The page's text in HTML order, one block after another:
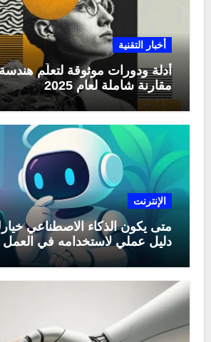
أخبار التقنية
أدلة ودورات موثوقة لتعلّم
مقارنة شاملة لعام 2025
الإنترنت
متى يكون الذكاء الاصطناعي
دليل عملي لاستخدامه في العمل